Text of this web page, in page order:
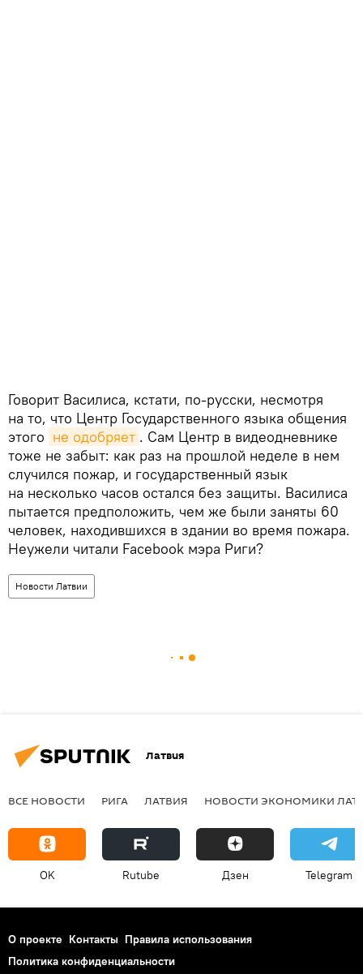
Говорит Василиса, кстати, по-русски, несмотря
на то, что Центр Государственного языка общения
этого не одобряет . Сам Центр в видеодневнике
тоже не забыт: как раз на прошлой неделе в нем
случился пожар, и государственный язык
на несколько часов остался без защиты. Василиса
пытается предположить, чем же были заняты 60
человек, находившихся в здании во время пожара.
Неужели читали Facebook мэра Риги?
Новости Латвии
Латвия
ВСЕ НОВОСТИ РИГА ЛАТВИЯ НОВОСТИ ЭКОНОМИКИ
OK Rutube Дзен Telegram
О проекте Контакты Правила использования
Политика конфиденциальности